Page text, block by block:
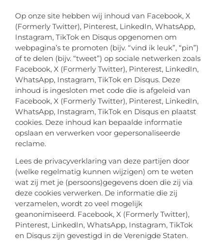
Op onze site hebben wij inhoud van Facebook, X
(Formerly Twitter), Pinterest, LinkedIn, WhatsApp,
Instagram, TikTok en Disqus opgenomen om
webpagina’s te promoten (bijv. “vind ik leuk”, “pin”)
of te delen (bijv. “tweet”) op sociale netwerken zoals
Facebook, X (Formerly Twitter), Pinterest, LinkedIn,
WhatsApp, Instagram, TikTok en Disqus. Deze
inhoud is ingesloten met code die is afgeleid van
Facebook, X (Formerly Twitter), Pinterest, LinkedIn,
WhatsApp, Instagram, TikTok en Disqus en plaatst
cookies. Deze inhoud kan bepaalde informatie
opslaan en verwerken voor gepersonaliseerde
reclame.
Lees de privacyverklaring van deze partijen door
(welke regelmatig kunnen wijzigen) om te weten
wat zij met je (persoons)gegevens doen die zij via
deze cookies verwerken. De informatie die zij
verzamelen, wordt zo veel mogelijk
geanonimiseerd. Facebook, X (Formerly Twitter),
Pinterest, LinkedIn, WhatsApp, Instagram, TikTok
en Disqus zijn gevestigd in de Verenigde Staten.